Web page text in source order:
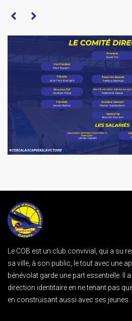
Le COB est un club convivial, qui a su
sa ville, à son public, le tout avec une
bénévolat garde une part essentielle. Il
direction identitaire en ne tenant pas
en construisant aussi avec ses jeunes.